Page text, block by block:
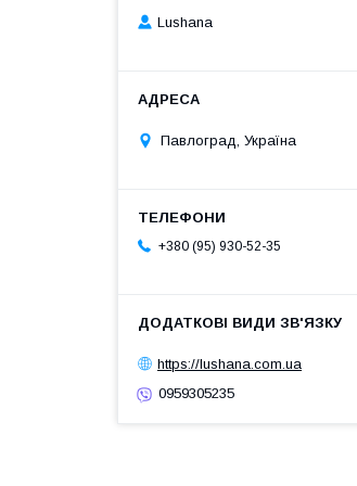
Lushana
Павлоград, Україна
+380 (95) 930-52-35
https://lushana.com.ua
0959305235